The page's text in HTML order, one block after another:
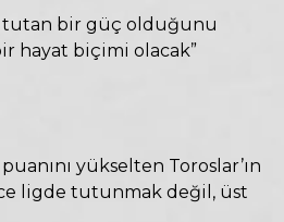
tutan bir güç olduğunu
hayat biçimi olacak”
yükselten Toroslar’ın
ligde tutunmak değil, üst